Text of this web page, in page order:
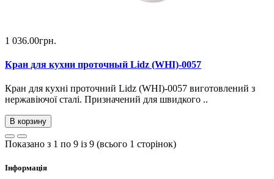
1 036.00грн.
Кран для кухни проточный Lidz (WHI)-0057
Кран для кухні проточний Lidz (WHI)-0057 виготовлений з
нержавіючої сталі. Призначений для швидкого ..
В корзину
Показано з 1 по 9 із 9 (всього 1 сторінок)
Інформація